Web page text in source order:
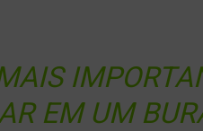
EM UM